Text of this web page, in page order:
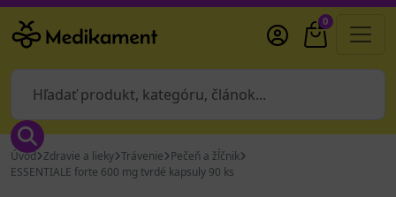
0
Úvod Zdravie a lieky Trávenie Pečeň a žĺčnik
ESSENTIALE forte 600 mg tvrdé kapsuly 90 ks